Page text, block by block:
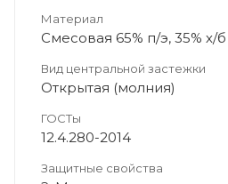
Материал
Смесовая 65% п/э, 35% х/б
Вид центральной застежки
Открытая (молния)
ГОСТы
12.4.280-2014
Защитные свойства